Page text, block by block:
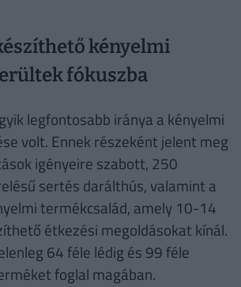
kényelmi
fókuszba
legfontosabb iránya a kényelmi
volt. Ennek részeként jelent meg
igényeire szabott, 250
sertés darálthús, valamint a
termékcsalád, amely 10-14
étkezési megoldásokat kínál.
64 féle lédig és 99 féle
foglal magában.